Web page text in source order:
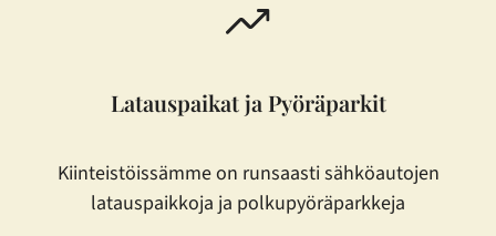
Latauspaikat ja Pyöräparkit
Kiinteistöissämme on runsaasti sähköautojen
latauspaikkoja ja polkupyöräparkkeja